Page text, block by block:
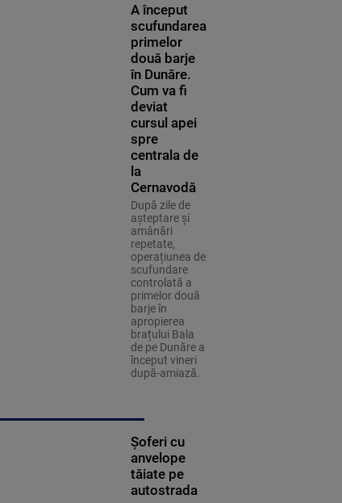
A început
scufundarea
primelor
două barje
în Dunăre.
Cum va fi
deviat
cursul apei
spre
centrala de
la
Cernavodă
După zile de
așteptare și
amânări
repetate,
operațiunea de
scufundare
controlată a
primelor două
barje în
apropierea
brațului Bala
de pe Dunăre a
început vineri
după-amiază.
Șoferi cu
anvelope
tăiate pe
autostrada